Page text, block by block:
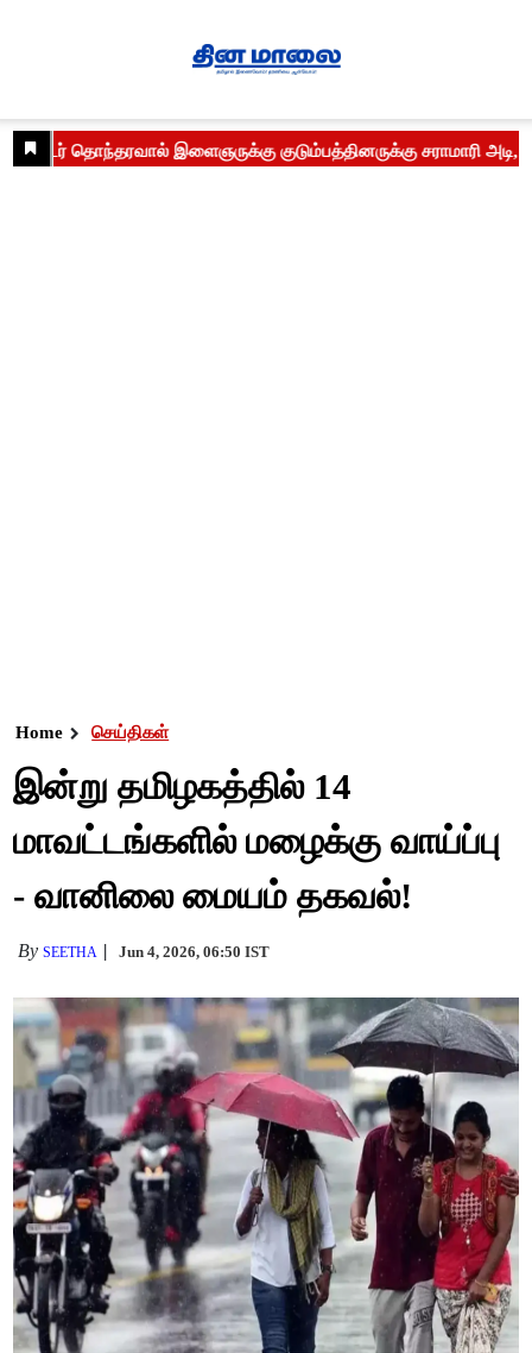
Home செய்திகள்
இன்று தமிழகத்தில் 14
மாவட்டங்களில் மழைக்கு வாய்ப்பு
- வானிலை மையம் தகவல்!
BySEETHA Jun 4, 2026, 06:50 IST